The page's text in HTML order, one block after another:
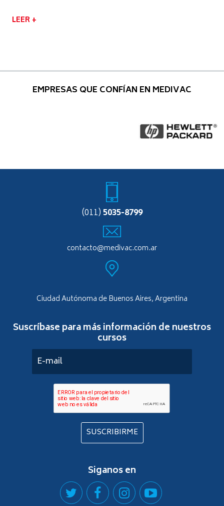
LEER +
EMPRESAS QUE CONFÍAN EN MEDIVAC
(011) 5035-8799
contacto@medivac.com.ar
Ciudad Autónoma de Buenos Aires, Argentina
Suscríbase para más información de nuestros
cursos
SUSCRIBIRME
Siganos en